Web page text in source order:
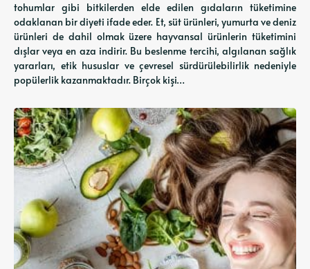
tohumlar gibi bitkilerden elde edilen gıdaların tüketimine
odaklanan bir diyeti ifade eder. Et, süt ürünleri, yumurta ve deniz
ürünleri de dahil olmak üzere hayvansal ürünlerin tüketimini
dışlar veya en aza indirir. Bu beslenme tercihi, algılanan sağlık
yararları, etik hususlar ve çevresel sürdürülebilirlik nedeniyle
popülerlik kazanmaktadır. Birçok kişi…